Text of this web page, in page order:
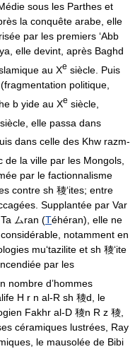
sous les Parthes et
la conquête arabe, elle
par les premiers ‘Abb
elle devint, après Baghd
au Xe siècle. Puis
politique,
b yide au Xe siècle,
siècle, elle passa dans
dans celle des Khw razm-
de la ville par les Mongols,
par le factionnalisme
contre sh 稜‘ites; entre
Supplantée par Var
ムran (Téhéran), elle ne
notamment en
mu‘tazilite et sh 稜‘ite
par les
nombre d’hommes
H r n al-R sh 稜d, le
Fakhr al-D 稜n R z 稜,
céramiques lustrées, Ray
le mausolée de Bibi